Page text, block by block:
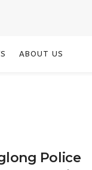
ABOUT US
Police